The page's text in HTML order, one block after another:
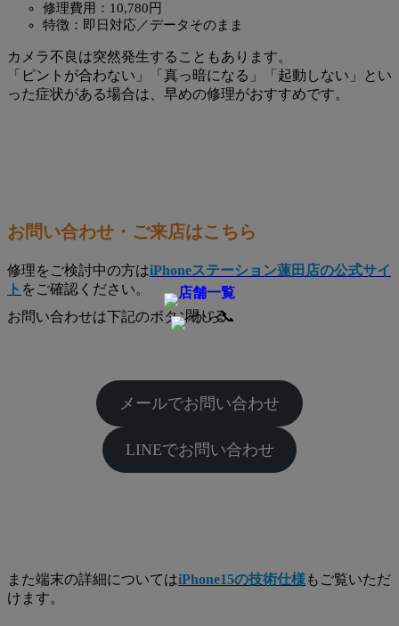
修理費用：10,780円
特徴：即日対応／データそのまま
カメラ不良は突然発生することもあります。
「ピントが合わない」「真っ暗になる」「起動しない」とい
った症状がある場合は、早めの修理がおすすめです。
お問い合わせ・ご来店はこちら
修理をご検討中の方はiPhoneステーション蓮田店の公式サイ
ト をご確認ください。
お問い合わせは下記のボタンから📞
メールでお問い合わせ
LINEでお問い合わせ
また端末の詳細についてはiPhone15の技術仕様もご覧いただ
けます。